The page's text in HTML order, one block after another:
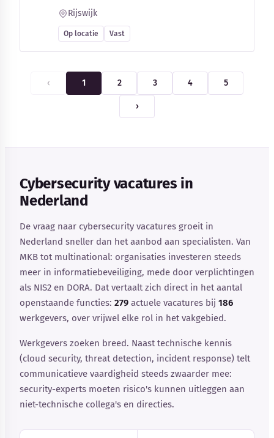
Rijswijk
Op locatie Vast
‹ 1 2 3 4 5
›
Cybersecurity vacatures in
Nederland
De vraag naar cybersecurity vacatures groeit in
Nederland sneller dan het aanbod aan specialisten. Van
MKB tot multinational: organisaties investeren steeds
meer in informatiebeveiliging, mede door verplichtingen
als NIS2 en DORA. Dat vertaalt zich direct in het aantal
openstaande functies: 279 actuele vacatures bij 186
werkgevers, over vrijwel elke rol in het vakgebied.
Werkgevers zoeken breed. Naast technische kennis
(cloud security, threat detection, incident response) telt
communicatieve vaardigheid steeds zwaarder mee:
security-experts moeten risico's kunnen uitleggen aan
niet-technische collega's en directies.